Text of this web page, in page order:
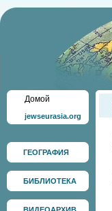
Домой
jewseurasia.org
ГЕОГРАФИЯ
БИБЛИОТЕКА